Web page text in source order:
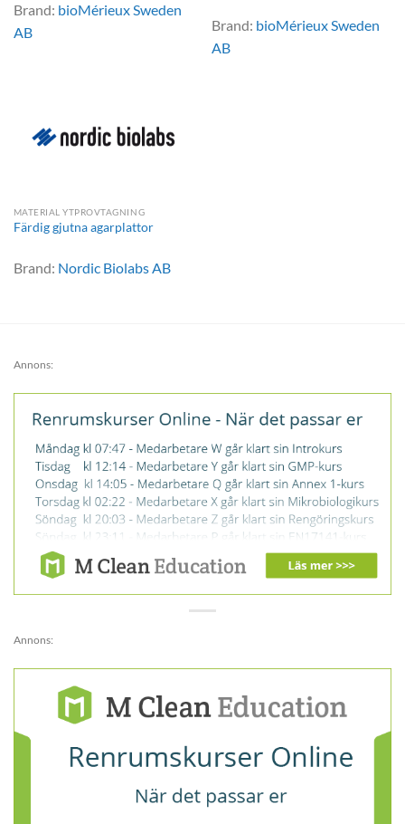
Brand: bioMérieux Sweden
AB
Brand: bioMérieux Sweden
AB
MATERIAL YTPROVTAGNING
Färdig gjutna agarplattor
Brand: Nordic Biolabs AB
Annons:
Annons: